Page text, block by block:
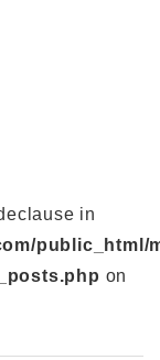
in
public_html/
on